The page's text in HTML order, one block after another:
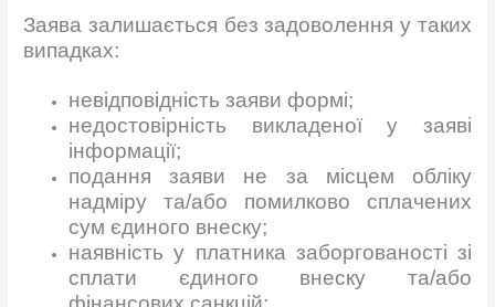
Заява залишається без задоволення у таких
випадках:
невідповідність заяви формі;
недостовірність викладеної у заяві
інформації;
подання заяви не за місцем обліку
надміру та/або помилково сплачених
сум єдиного внеску;
наявність у платника заборгованості зі
сплати єдиного внеску та/або